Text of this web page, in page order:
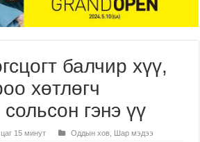
балчир хүү,
хөтлөгч
сольсон гэнэ үү
15 минут Оддын хов Шар мэдээ